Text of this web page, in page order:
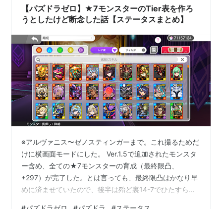
【パズドラゼロ】★7モンスターのTier表を作ろ
うとしたけど断念した話【ステータスまとめ】
※アルヴァニス〜ゼノスティンガーまで。これ撮るためだ
けに横画面モードにした。 Ver.1.5で追加されたモンスタ
ー含め、全ての★7モンスターの育成（最終限凸、
+297）が完了した。とは言っても、最終限凸はかなり早
めに済ませていたので、後半は殆ど裏14-7でひたすらプ